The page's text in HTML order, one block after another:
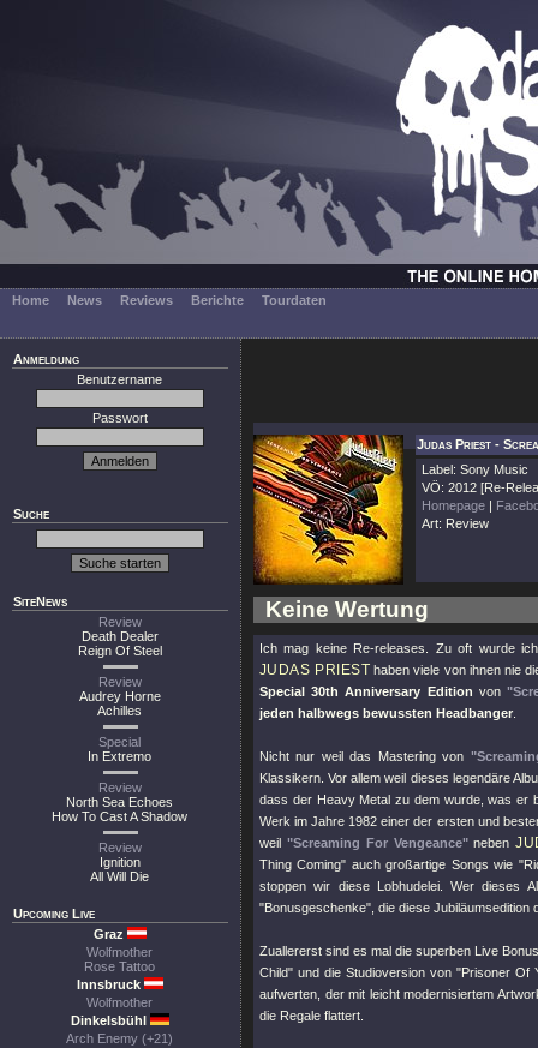
Home News Reviews Berichte Tourdaten
Anmeldung
Benutzername
Passwort
Suche
SiteNews
Review
Death Dealer
Reign Of Steel
Review
Audrey Horne
Achilles
Special
In Extremo
Review
North Sea Echoes
How To Cast A Shadow
Review
Ignition
All Will Die
Upcoming Live
Graz
Wolfmother
Rose Tattoo
Innsbruck
Wolfmother
Dinkelsbühl
Arch Enemy (+21)
Judas Priest -
Label: Sony Music
VÖ: 2012 [Re-
Homepage |
Art: Review
Keine Wertung
Ich mag keine Re-releases. Zu oft wurde
JUDAS PRIEST haben viele von ihnen nie
Special 30th Anniversary Edition von
jeden halbwegs bewussten Headbanger
Nicht nur weil das Mastering von
Klassikern. Vor allem weil dieses legendäre
dass der Heavy Metal zu dem wurde, was er
Werk im Jahre 1982 einer der ersten und
weil "Screaming For Vengeance"neben
Thing Coming" auch großartige Songs wie
stoppen wir diese Lobhudelei. Wer dieses
"Bonusgeschenke" , die diese
Zuallererst sind es mal die superben Live
Child" und die Studioversion von"Prisoner Of
aufwerten, der mit leicht modernisiertem
die Regale flattert.